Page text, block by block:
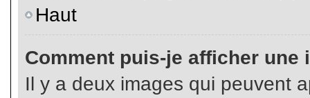
Haut
Comment puis-je afficher une
Il y a deux images qui peuvent